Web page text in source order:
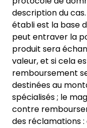
description du
établi est la base
peut entraver la
produit sera
valeur, et si cela
remboursement
destinées au
spécialisés ; le
contre
des réclamations